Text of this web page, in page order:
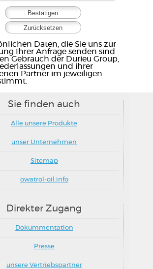
Daten, die Sie uns zur
Ihrer Anfrage senden sind
Gebrauch der Durieu Group,
und ihrer
Partner im jeweiligen
Sie finden auch
Alle unsere Produkte
unser Unternehmen
Sitemap
owatrol-oil.info
Direkter Zugang
Dokummentation
Presse
unsere Vertriebspartner